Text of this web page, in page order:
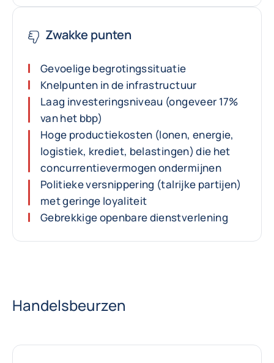
Zwakke punten
Gevoelige begrotingssituatie
Knelpunten in de infrastructuur
Laag investeringsniveau (ongeveer 17%
van het bbp)
Hoge productiekosten (lonen, energie,
logistiek, krediet, belastingen) die het
concurrentievermogen ondermijnen
Politieke versnippering (talrijke partijen)
met geringe loyaliteit
Gebrekkige openbare dienstverlening
Handelsbeurzen